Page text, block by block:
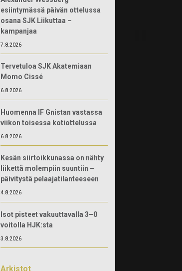
esiintymässä päivän ottelussa
osana SJK Liikuttaa –
kampanjaa
7.8.2026
Tervetuloa SJK Akatemiaan
Momo Cissé
6.8.2026
Huomenna IF Gnistan vastassa
viikon toisessa kotiottelussa
6.8.2026
Kesän siirtoikkunassa on nähty
liikettä molempiin suuntiin –
päivitystä pelaajatilanteeseen
4.8.2026
Isot pisteet vakuuttavalla 3–0
voitolla HJK:sta
3.8.2026
Arkistot